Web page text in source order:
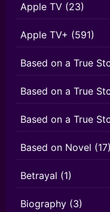
Apple TV (23)
Apple TV+ (591)
Based on a True
Based on a True
Based on a True
Based on Novel (17)
Betrayal (1)
Biography (3)